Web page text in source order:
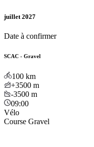
juillet 2027
Date à confirmer
SCAC - Gravel
100 km
+3500 m
-3500 m
09:00
Vélo
Course Gravel